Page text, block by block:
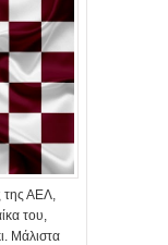
της ΑΕΛ,
του,
Μάλιστα